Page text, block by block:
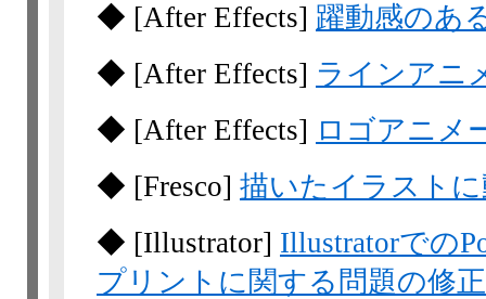
◆ [After Effects] 躍動感のあ
◆ [After Effects] ラインアニ
◆ [After Effects] ロゴアニメ
◆ [Fresco] 描いたイラスト
◆ [Illustrator] Illustratorでの
プリントに関する問題の修正